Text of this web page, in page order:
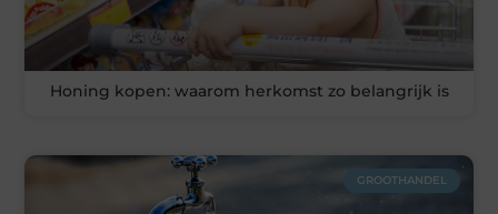
Honing kopen: waarom herkomst zo belangrijk is
GROOTHANDEL